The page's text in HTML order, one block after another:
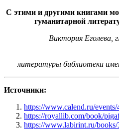
С этими и другими книгами
гуманитарной
Виктория Еголева,
литературы библиотеки
Источники:
https://www.calend.ru/events/
https://royallib.com/book/
https://www.labirint.ru/books/